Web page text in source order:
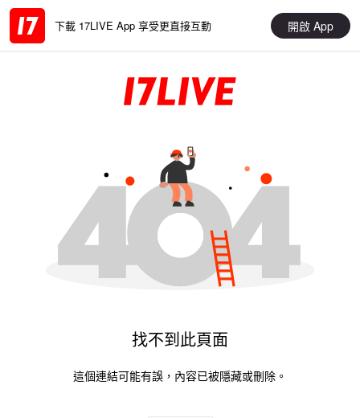
下載 17LIVE App 享受更直接互動 開啟 App
找不到此頁面
這個連結可能有誤，內容已被隱藏或刪除。